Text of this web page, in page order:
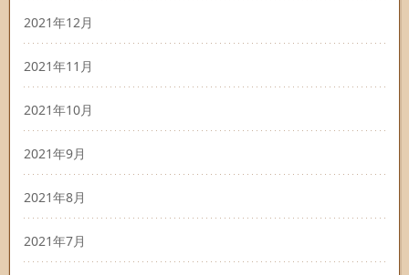
2021年12月
2021年11月
2021年10月
2021年9月
2021年8月
2021年7月